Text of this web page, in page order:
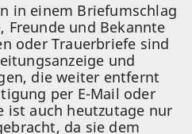
in einem Briefumschlag
Freunde und Bekannte
oder Trauerbriefe sind
und
die weiter entfernt
per E-Mail oder
ist auch heutzutage nur
da sie dem